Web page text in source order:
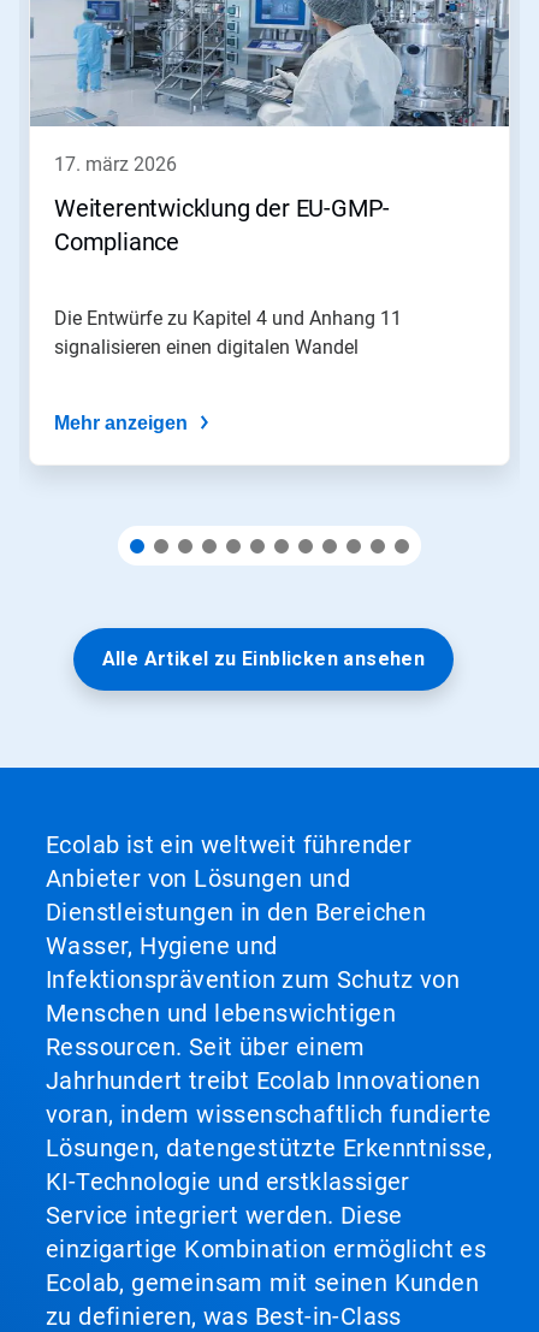
Sie
die
Schaltflächen
Weiter
und
navigieren,
Folien-
17. märz 2026
Weiterentwicklung der EU-GMP-
Compliance
Die Entwürfe zu Kapitel 4 und Anhang 11
signalisieren einen digitalen Wandel
Mehr anzeigen
Alle Artikel zu Einblicken ansehen
Ecolab ist ein weltweit führender
Anbieter von Lösungen und
Dienstleistungen in den Bereichen
Wasser, Hygiene und
Infektionsprävention zum Schutz von
Menschen und lebenswichtigen
Ressourcen. Seit über einem
Jahrhundert treibt Ecolab Innovationen
voran, indem wissenschaftlich fundierte
Lösungen, datengestützte Erkenntnisse,
KI-Technologie und erstklassiger
Service integriert werden. Diese
einzigartige Kombination ermöglicht es
Ecolab, gemeinsam mit seinen Kunden
zu definieren, was Best-in-Class